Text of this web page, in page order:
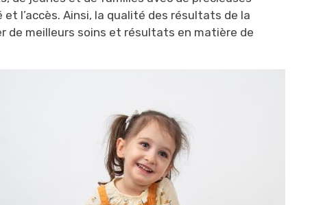
l’accès. Ainsi, la qualité des résultats de la
de meilleurs soins et résultats en matière de